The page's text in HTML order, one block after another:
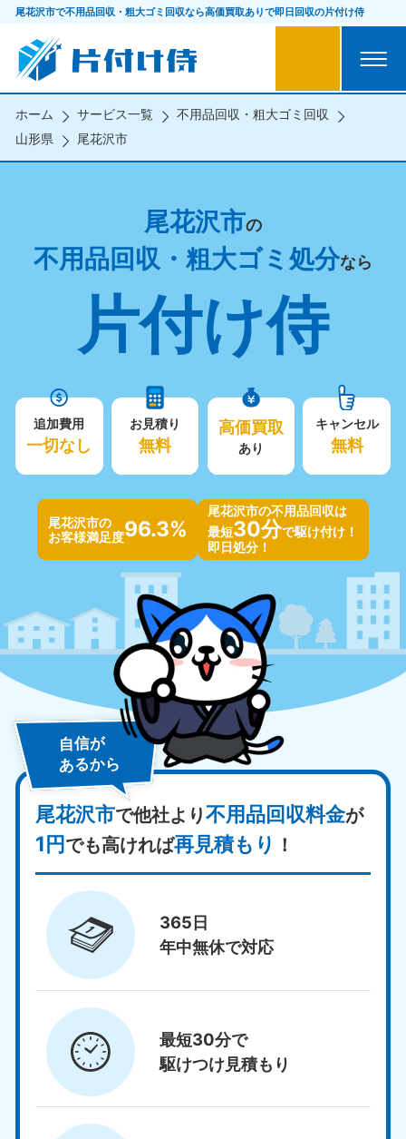
尾花沢市で不用品回収・粗大ゴミ回収なら高価買取ありで即日回収の片付け侍
ホーム サービス一覧
不用品回収・粗大ゴミ回収
山形県
尾花沢市
尾花沢市の
不用品回収・粗大ゴミ処分なら
片付け侍
追加費用
一切なし
お見積り
無料
高価買取
あり
キャンセル
無料
尾花沢市の
お客様満足度96.3%
尾花沢市の不用品回収は
最短30分で駆け付け！
即日処分！
自信が
あるから
尾花沢市で他社より不用品回収料金が
1円でも高ければ再見積もり ！
365日
年中無休で対応
最短30分で
駆けつけ見積もり